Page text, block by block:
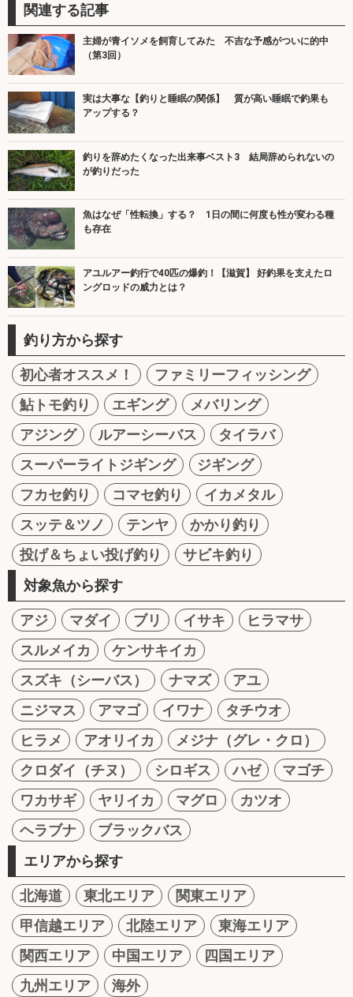
関連する記事
主婦が青イソメを飼育してみた 不吉な予感がついに的中
（第3回）
実は大事な【釣りと睡眠の関係】 質が高い睡眠で釣果も
アップする？
釣りを辞めたくなった出来事ベスト3 結局辞められないの
が釣りだった
魚はなぜ「性転換」する？ 1日の間に何度も性が変わる種
も存在
アユルアー釣行で40匹の爆釣！【滋賀】 好釣果を支えたロ
ングロッドの威力とは？
釣り方から探す
初心者オススメ！
ファミリーフィッシング
鮎トモ釣り
エギング
メバリング
アジング
ルアーシーバス
タイラバ
スーパーライトジギング
ジギング
フカセ釣り
コマセ釣り
イカメタル
スッテ＆ツノ
テンヤ
かかり釣り
投げ＆ちょい投げ釣り
サビキ釣り
対象魚から探す
アジ マダイ ブリ イサキ
ヒラマサ
スルメイカ
ケンサキイカ
スズキ（シーバス）
ナマズ
アユ
ニジマス
アマゴ イワナ
タチウオ
ヒラメ
アオリイカ
メジナ（グレ・クロ）
クロダイ（チヌ）
シロギス ハゼ
マゴチ
ワカサギ
ヤリイカ マグロ
カツオ
ヘラブナ
ブラックバス
エリアから探す
北海道 東北エリア
関東エリア
甲信越エリア
北陸エリア
東海エリア
関西エリア
中国エリア
四国エリア
九州エリア
海外